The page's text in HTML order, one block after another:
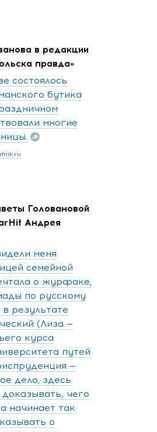
в редакции
правда»
состоялось
бутика
многие
Головановой
Андрея
меня
семейной
о журфаке,
по русскому
результате
(Лиза —
курса
путей
—
дело, здесь
чего
начинает так
о